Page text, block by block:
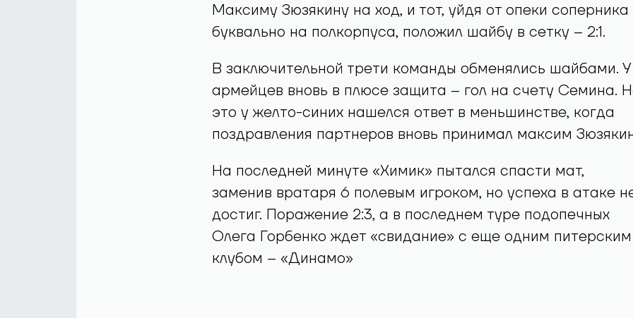
Максиму Зюзякину на ход, и тот, уйдя от опеки соперника
буквально на полкорпуса, положил шайбу в сетку – 2:1.
В заключительной трети команды обменялись шайбами. У
армейцев вновь в плюсе защита – гол на счету Семина.
это у желто-синих нашелся ответ в меньшинстве, когда
поздравления партнеров вновь принимал максим
На последней минуте «Химик» пытался спасти мат,
заменив вратаря 6 полевым игроком, но успеха в атаке
достиг. Поражение 2:3, а в последнем туре подопечных
Олега Горбенко ждет «свидание» с еще одним питерским
клубом – «Динамо»